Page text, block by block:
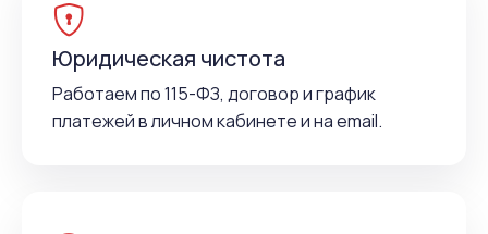
Юридическая чистота
Работаем по 115-ФЗ, договор и график
платежей в личном кабинете и на email.